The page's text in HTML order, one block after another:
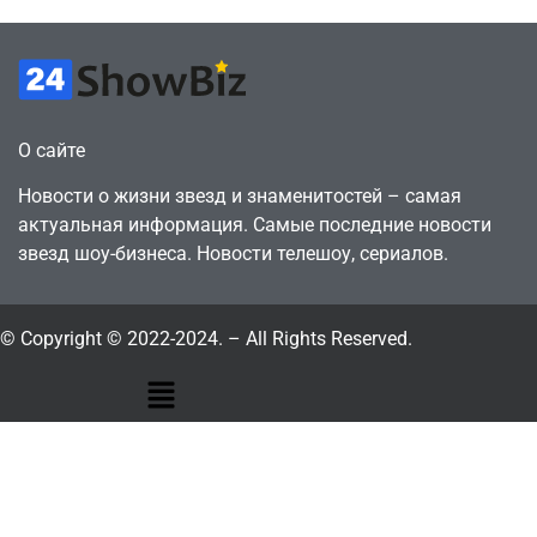
О сайте
Новости о жизни звезд и знаменитостей – самая
актуальная информация. Самые последние новости
звезд шоу-бизнеса. Новости телешоу, сериалов.
© Copyright © 2022-2024. – All Rights Reserved.